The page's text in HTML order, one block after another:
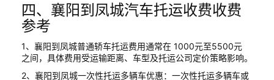
四、襄阳到凤城汽车托运收费收费
参考
1、襄阳到凤城普通轿车托运费用通常在 1000元至5500元
之间，具体费用受运输距离、车型及托运公司定价策略影响。
2、襄阳到凤城一次性托运多辆车优惠：一次性托运多辆车或